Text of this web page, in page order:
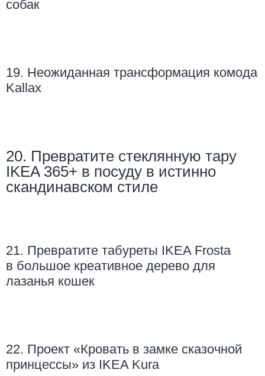
собак
19. Неожиданная трансформация комода
Kallax
20. Превратите стеклянную тару
IKEA 365+ в посуду в истинно
скандинавском стиле
21. Превратите табуреты IKEA Frosta
в большое креативное дерево для
лазанья кошек
22. Проект «Кровать в замке сказочной
принцессы» из IKEA Kura